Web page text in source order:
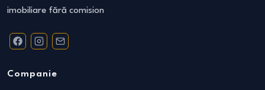
imobiliare fără comision
Companie